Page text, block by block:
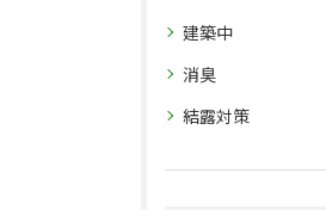
建築中
消臭
結露対策